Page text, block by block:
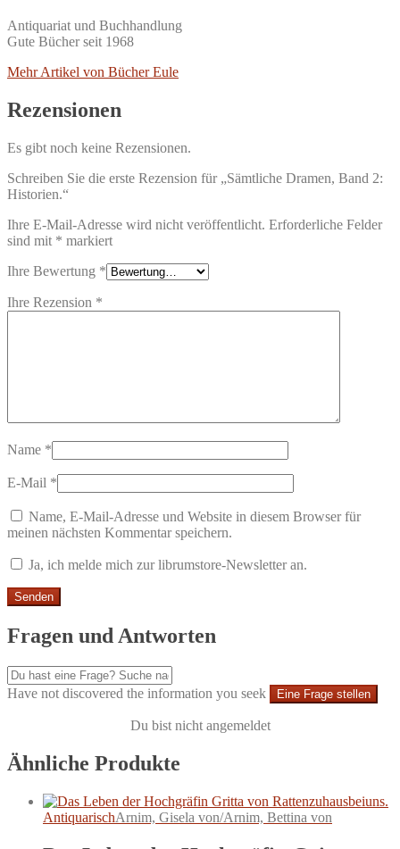
Antiquariat und Buchhandlung
Gute Bücher seit 1968
Mehr Artikel von Bücher Eule
Rezensionen
Es gibt noch keine Rezensionen.
Schreiben Sie die erste Rezension für „Sämtliche Dramen, Band 2:
Historien.“
Ihre E-Mail-Adresse wird nicht veröffentlicht. Erforderliche Felder
sind mit * markiert
Ihre Bewertung *
Ihre Rezension *
Name *
E-Mail *
Name, E-Mail-Adresse und Website in diesem Browser für
meinen nächsten Kommentar speichern.
Ja, ich melde mich zur librumstore-Newsletter an.
Fragen und Antworten
Have not discovered the information you seek Eine Frage stellen
Du bist nicht angemeldet
Ähnliche Produkte
AntiquarischArnim, Gisela von/Arnim, Bettina von